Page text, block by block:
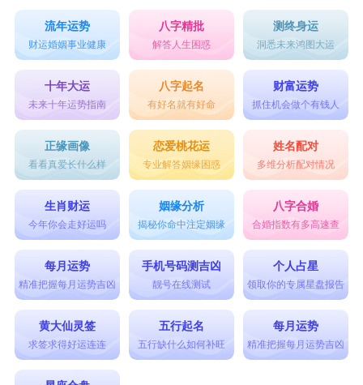
流年运势
财运婚姻事业健康
八字精批
解答人生困惑
测终身运
洞悉未来鸿图大运
十年大运
未来十年运势指南
八字起名
有好名就有好命
财富运势
抓住机会做个有钱人
正缘画像
看看真爱长什么样
恋爱桃花运
专业解答姻缘困惑
姓名配对
多维分析配对情况
生肖财运
今年你会走好运吗
姻缘分析
揭秘你命中注定姻缘
八字合婚
合婚指数有多高速查
每月运势
精准把握每月运势吉凶
手机号码测吉凶
靓号在线测试
个人占星
领取你的专属星盘报告
黄大仙灵签
求签求得好运连连
五行起名
五行缺什么如何补旺
每月运势
精准把握每月运势吉凶